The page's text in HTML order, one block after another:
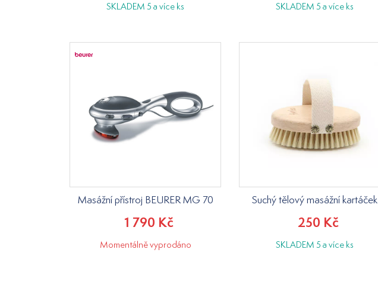
SKLADEM 5 a více ks SKLADEM 5 a více ks
Masážní přístroj BEURER MG 70
1 790 Kč
Momentálně vyprodáno
Suchý tělový masážní kartáček
250 Kč
SKLADEM 5 a více ks